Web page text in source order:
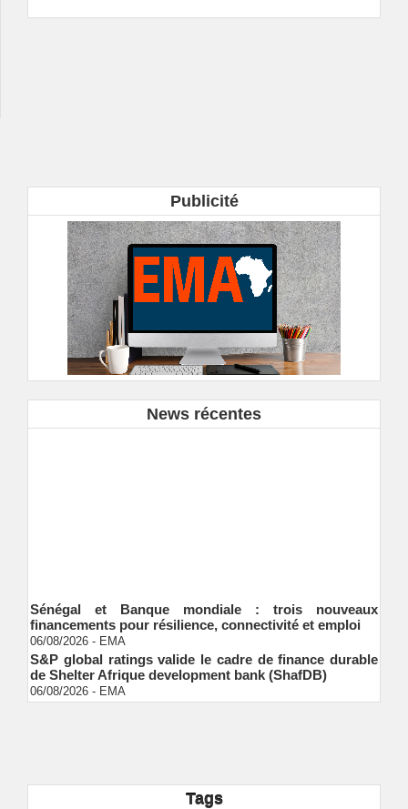
Publicité
News récentes
Sénégal et Banque mondiale : trois nouveaux
financements pour résilience, connectivité et emploi
06/08/2026 -EMA
S&P global ratings valide le cadre de finance durable
de Shelter Afrique development bank (ShafDB)
06/08/2026 -EMA
Industrialisation verte au Sénégal : comment
transparence locale, impact national
Ndakhté M. GAYE
Tags